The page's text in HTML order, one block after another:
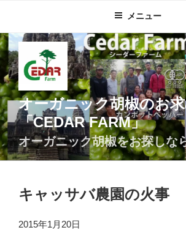
テ
ン
ツ
へ
ス
キ
ッ
プ
オーガニック胡椒のお
「CEDAR FARM」
オーガニック胡椒をお探しな
メニュー
キャッサバ農園の火事
2015年1月20日